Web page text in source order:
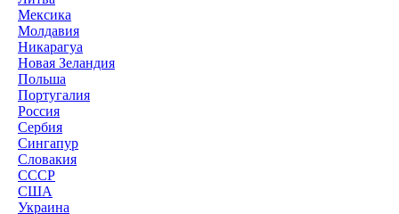
Мексика
Молдавия
Никарагуа
Новая Зеландия
Польша
Португалия
Россия
Сербия
Сингапур
Словакия
СССР
США
Украина